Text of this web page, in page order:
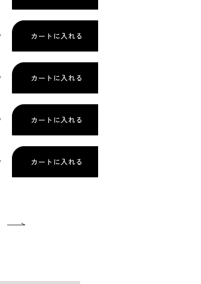
カートに入れる
カートに入れる
カートに入れる
カートに入れる